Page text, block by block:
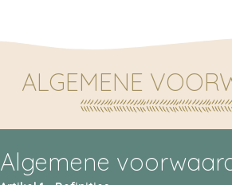
ALGEMENE
Algemene